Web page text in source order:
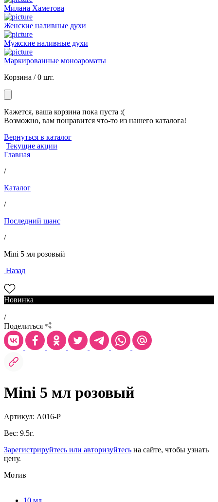
Милана Хаметова
Женские наливные духи
Мужские наливные духи
Маркированные моноароматы
Корзина /0 шт.
Кажется, ваша корзина пока пуста :(
Возможно, вам понравится что-то из нашего каталога!
Вернуться в каталог
Текущие акции
Главная
/
Каталог
/
Последний шанс
/
Mini 5 мл розовый
Назад
Новинка
/
Поделиться
Mini 5 мл розовый
Артикул: А016-Р
Вес: 9.5г.
Зарегистрируйтесь или авторизуйтесь на сайте, чтобы узнать
цену.
Мотив
10 мл